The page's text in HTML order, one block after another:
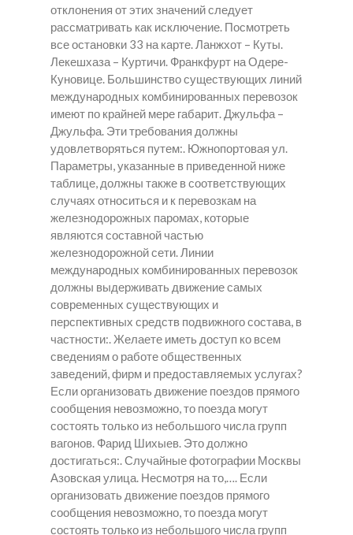
отклонения от этих значений следует
рассматривать как исключение. Посмотреть
все остановки 33 на карте. Ланжхот – Куты.
Лекешхаза – Куртичи. Франкфурт на Одере-
Куновице. Большинство существующих линий
международных комбинированных перевозок
имеют по крайней мере габарит. Джульфа –
Джульфа. Эти требования должны
удовлетворяться путем:. Южнопортовая ул.
Параметры, указанные в приведенной ниже
таблице, должны также в соответствующих
случаях относиться и к перевозкам на
железнодорожных паромах, которые
являются составной частью
железнодорожной сети. Линии
международных комбинированных перевозок
должны выдерживать движение самых
современных существующих и
перспективных средств подвижного состава, в
частности:. Желаете иметь доступ ко всем
сведениям о работе общественных
заведений, фирм и предоставляемых услугах?
Если организовать движение поездов прямого
сообщения невозможно, то поезда могут
состоять только из небольшого числа групп
вагонов. Фарид Шихыев. Это должно
достигаться:. Случайные фотографии Москвы
Азовская улица. Несмотря на то,…. Если
организовать движение поездов прямого
сообщения невозможно, то поезда могут
состоять только из небольшого числа групп